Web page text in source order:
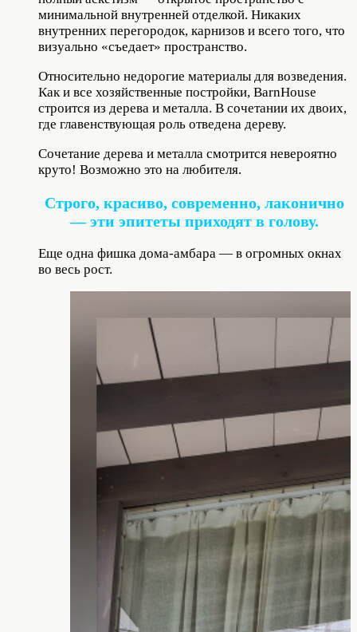
минимальной внутренней отделкой. Никаких
внутренних перегородок, карнизов и всего того, что
визуально «съедает» пространство.
Относительно недорогие материалы для возведения.
Как и все хозяйственные постройки, BarnHouse
строится из дерева и металла. В сочетании их двоих,
где главенствующая роль отведена дереву.
Сочетание дерева и металла смотрится невероятно
круто! Возможно это на любителя.
Строго, красиво, современно, лаконично
— эти эпитеты приходят в голову.
Еще одна фишка дома-амбара — в огромных окнах
во весь рост.